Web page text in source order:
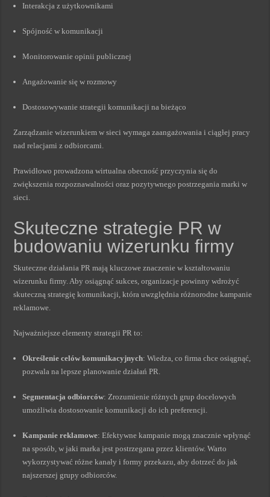
Interakcja z użytkownikami
Spójność w komunikacji
Monitorowanie opinii publicznej
Angażowanie się w rozmowy
Dostosowywanie strategii komunikacji na bieżąco
Zarządzanie wizerunkiem w sieci wymaga zaangażowania i ciągłej pracy
nad relacjami z odbiorcami.
Prawidłowo prowadzona wirtualna obecność przyczynia się do
zwiększenia rozpoznawalności oraz pozytywnego postrzegania marki w
sieci.
Skuteczne strategie PR w
budowaniu wizerunku firmy
Skuteczne działania PR mają kluczowe znaczenie w kształtowaniu
wizerunku firmy. Aby osiągnąć sukces, organizacje powinny wdrożyć
skuteczną strategię komunikacji, która uwzględnia różnorodne kampanie
reklamowe.
Najważniejsze elementy strategii PR to:
Określenie celów komunikacyjnych: Wiedza, co firma chce osiągnąć,
pozwala na lepsze planowanie działań PR.
Segmentacja odbiorców: Zrozumienie różnych grup docelowych
umożliwia dostosowanie komunikacji do ich preferencji.
Kampanie reklamowe: Efektywne kampanie mogą znacznie wpłynąć
na sposób, w jaki marka jest postrzegana przez klientów. Warto
wykorzystywać różne kanały i formy przekazu, aby dotrzeć do jak
najszerszej grupy odbiorców.